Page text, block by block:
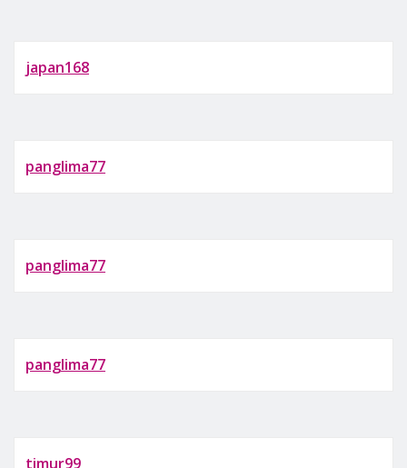
japan168
panglima77
panglima77
panglima77
timur99